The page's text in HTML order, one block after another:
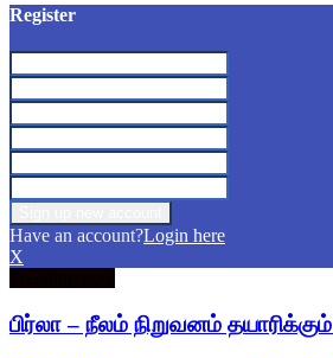
Register
Have an account?Login here
X
பிர்லா – நீலம் நிறுவனம்